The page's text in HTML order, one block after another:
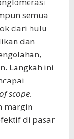
semua
dari hulu
dan
Langkah ini
scope,
margin
di pasar